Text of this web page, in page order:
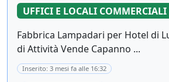
UFFICI E LOCALI COMMERCIALI
Fabbrica Lampadari per Hotel di
di Attività Vende Capanno ...
Inserito: 3 mesi fa alle 16:32